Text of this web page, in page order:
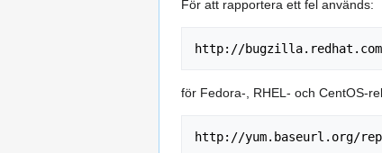
För att rapportera ett fel används:
för Fedora-, RHEL- och CentOS-